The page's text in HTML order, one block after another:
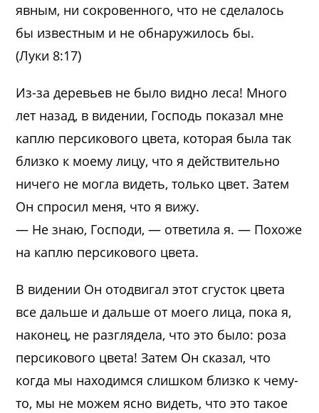
явным, ни сокровенного, что не сделалось
бы известным и не обнаружилось бы.
(Луки 8:17)
Из-за деревьев не было видно леса! Много
лет назад, в видении, Господь показал мне
каплю персикового цвета, которая была так
близко к моему лицу, что я действительно
ничего не могла видеть, только цвет. Затем
Он спросил меня, что я вижу.
— Не знаю, Господи, — ответила я. — Похоже
на каплю персикового цвета.
В видении Он отодвигал этот сгусток цвета
все дальше и дальше от моего лица, пока я,
наконец, не разглядела, что это было: роза
персикового цвета! Затем Он сказал, что
когда мы находимся слишком близко к чему-
то, мы не можем ясно видеть, что это такое